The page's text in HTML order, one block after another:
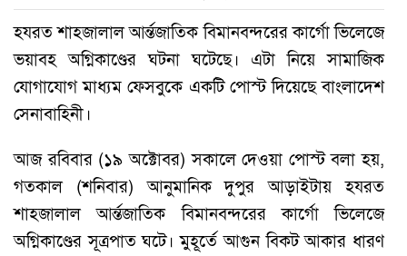
হযরত শাহজালাল আর্ন্তজাতিক বিমানবন্দরের কার্গো ভিলেজে
ভয়াবহ অগ্নিকাণ্ডের ঘটনা ঘটেছে। এটা নিয়ে সামাজিক
যোগাযোগ মাধ্যম ফেসবুকে একটি পোস্ট দিয়েছে বাংলাদেশ
সেনাবাহিনী।
আজ রবিবার (১৯ অক্টোবর) সকালে দেওয়া পোস্ট বলা হয়,
গতকাল (শনিবার) আনুমানিক দুপুর আড়াইটায় হযরত
শাহজালাল আর্ন্তজাতিক বিমানবন্দরের কার্গো ভিলেজে
অগ্নিকাণ্ডের সূত্রপাত ঘটে। মুহূর্তে আগুন বিকট আকার ধারণ